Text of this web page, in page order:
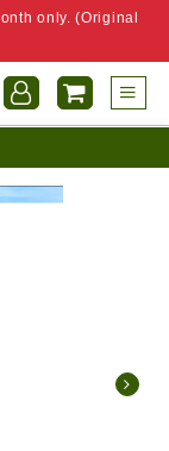
only. (Original